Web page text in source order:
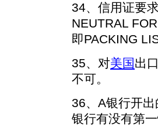
34、信用证要
NEUTRAL
即PACKING
35、对美国出
不可。
36、A银行开
银行有没有第